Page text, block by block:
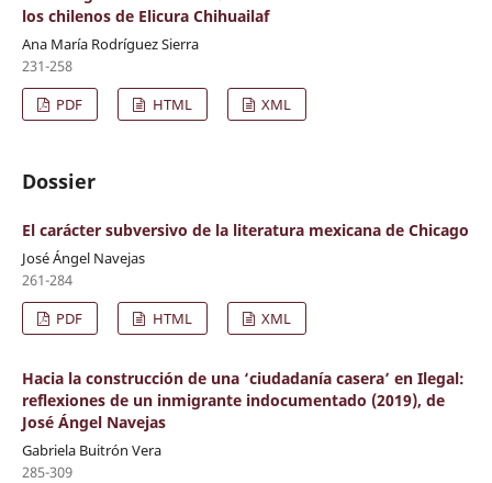
los chilenos de Elicura Chihuailaf
Ana María Rodríguez Sierra
231-258
PDF
HTML XML
Dossier
El carácter subversivo de la literatura mexicana de Chicago
José Ángel Navejas
261-284
PDF
HTML XML
Hacia la construcción de una ‘ciudadanía casera’ en Ilegal:
reflexiones de un inmigrante indocumentado (2019), de
José Ángel Navejas
Gabriela Buitrón Vera
285-309